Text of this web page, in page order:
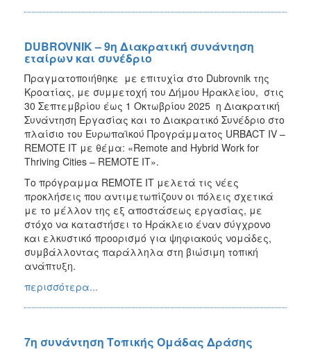
DUBROVNIK – 9η Διακρατική συνάντηση
εταίρων και συνέδριο
Πραγματοποιήθηκε με επιτυχία στο Dubrovnik της
Κροατίας, με συμμετοχή του Δήμου Ηρακλείου, στις
30 Σεπτεμβρίου έως 1 Οκτωβρίου 2025 η Διακρατική
Συνάντηση Εργασίας και το Διακρατικό Συνέδριο στο
πλαίσιο του Ευρωπαϊκού Προγράμματος URBACT IV –
REMOTE IT με θέμα: «Remote and Hybrid Work for
Thriving Cities – REMOTE IT».
Το πρόγραμμα REMOTE IT μελετά τις νέες
προκλήσεις που αντιμετωπίζουν οι πόλεις σχετικά
με το μέλλον της εξ αποστάσεως εργασίας, με
στόχο να καταστήσει το Ηράκλειο έναν σύγχρονο
και ελκυστικό προορισμό για ψηφιακούς νομάδες,
συμβάλλοντας παράλληλα στη βιώσιμη τοπική
ανάπτυξη.
περισσότερα...
7η συνάντηση Τοπικής Ομάδας Δράσης